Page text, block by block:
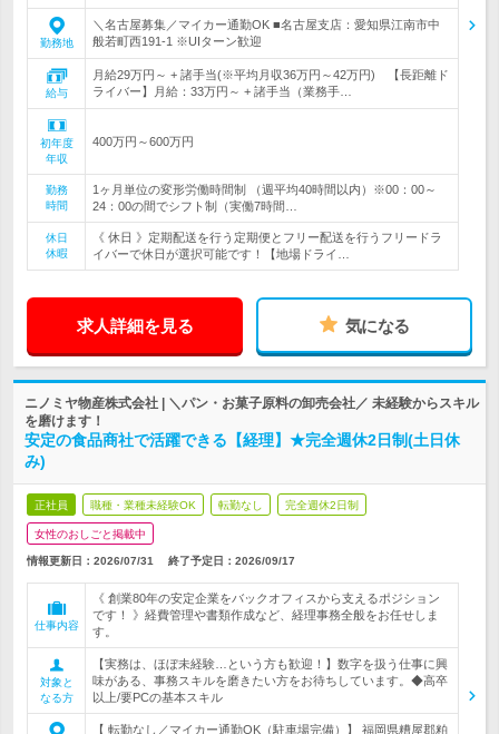
勤務地
＼名古屋募集／マイカー通勤OK ■名古屋支店：愛知県江南市中
般若町西191-1 ※UIターン歓迎
給与
月給29万円～ + 諸手当(※平均月収36万円～42万円) 【長距離ド
ライバー】月給：33万円～ + 諸手当（業務手…
初年度
年収
400万円～600万円
勤務
時間
1ヶ月単位の変形労働時間制 （週平均40時間以内）※00：00～
24：00の間でシフト制（実働7時間…
休日
休暇
《 休日 》定期配送を行う定期便とフリー配送を行うフリードラ
イバーで休日が選択可能です！【地場ドライ…
求人詳細を見る 気になる
ニノミヤ物産株式会社 | ＼パン・お菓子原料の卸売会社／ 未経験からスキル
を磨けます！
安定の食品商社で活躍できる【経理】★完全週休2日制(土日休
み)
正社員 職種・業種未経験OK 転勤なし 完全週休2日制
女性のおしごと掲載中
情報更新日：2026/07/31 終了予定日： 2026/09/17
仕事内容
《 創業80年の安定企業をバックオフィスから支えるポジション
です！ 》経費管理や書類作成など、経理事務全般をお任せしま
す。
対象と
なる方
【実務は、ほぼ未経験…という方も歓迎！】数字を扱う仕事に興
味がある、事務スキルを磨きたい方をお待ちしています。◆高卒
以上/要PCの基本スキル
【 転勤なし／マイカー通勤OK（駐車場完備）】 福岡県糟屋郡粕